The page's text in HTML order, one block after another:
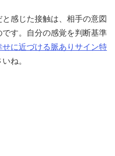
感じた接触は、相手の意図
す。自分の感覚を判断基準
せに近づける脈ありサイン特
ね。